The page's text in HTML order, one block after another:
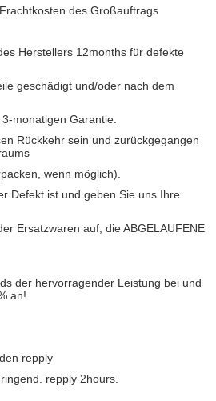
des Großauftrags
Herstellers 12months für defekte
geschädigt und/oder nach dem
monatigen Garantie.
Rückkehr sein und zurückgegangen
wenn möglich).
Defekt ist und geben Sie uns Ihre
Ersatzwaren auf, die ABGELAUFENE
der hervorragender Leistung bei und
an!
repply
repply 2hours.